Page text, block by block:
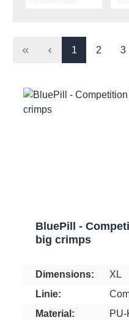
1 2 3
BluePill -
big crimps
Dimensions:
XL
Linie:
Material:
PU-